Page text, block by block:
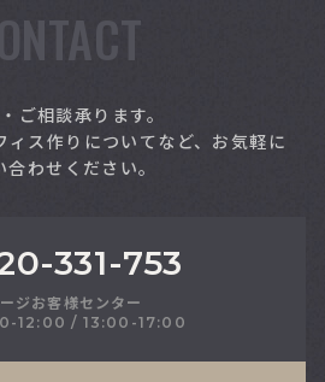
ご相談承ります。
ィス作りについてなど、お気軽に
合わせください。
331-753
ジお客様センター
12:00 / 13:00-17:00